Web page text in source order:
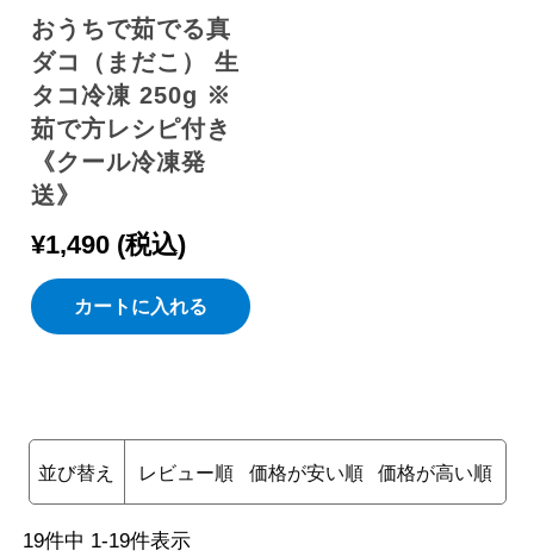
おうちで茹でる真
ダコ（まだこ） 生
タコ冷凍 250g ※
茹で方レシピ付き
《クール冷凍発
送》
¥1,490 税込
カートに入れる
並び替え レビュー順 価格が安い順 価格が高い順
19件中 1-19件表示